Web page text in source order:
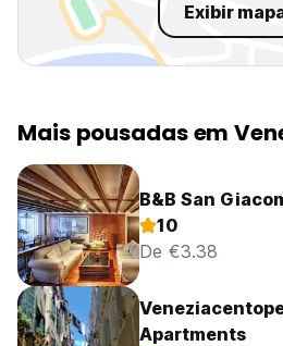
Exibir
Mais pousadas em
B&B San
10
De €3.38
Apartments